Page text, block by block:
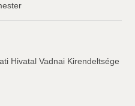
Hivatal Vadnai Kirendeltsége